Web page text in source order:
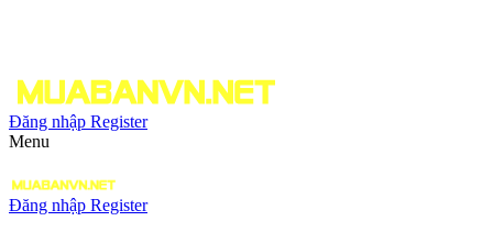
Đăng nhập Register
Menu
Đăng nhập Register